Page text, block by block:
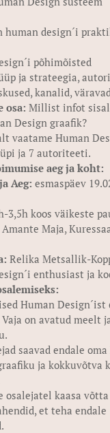
human design´i
põhimõisted
ja strateegia,
kanalid,
osa: Millist infot
Design graafik?
vaatame Human
ja 7 autoriteeti.
aeg ja koht:
Aeg: esmaspäev
3,5h koos väikeste
Amante Maja,
Relika Metsallik-
enthusiast ja
Human Design´ist
on avatud meelt
saavad endale
ja kokkuvõtva
osalejatel kaasa võtta
et teha endale